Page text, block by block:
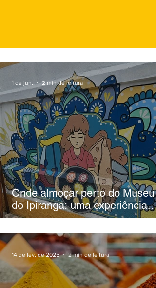
Onde almoçar perto do Museu
do Ipiranga: uma experiência
gastronômica diferente
1 de jun. 2 min de leitura
14 de fev. de 2025 2 min de leitura